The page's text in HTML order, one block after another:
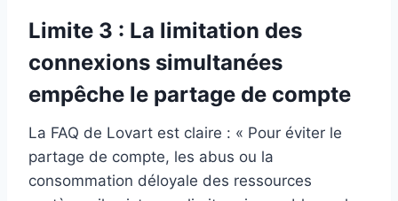
Limite 3 : La limitation des
connexions simultanées
empêche le partage de compte
La FAQ de Lovart est claire : « Pour éviter le
partage de compte, les abus ou la
consommation déloyale des ressources